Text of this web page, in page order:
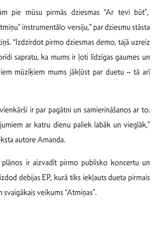
pie mūsu pirmās dziesmas “Ar tevi būt”,
instrumentālo versiju,” par dziesmu stāsta
“Izdzirdot pirmo dziesmas demo, tajā uzreiz
sapratu, ka mums ir ļoti līdzīgas gaumes un
mūziķiem mums jākļūst par duetu – tā arī
ir par pagātni un samierināšanos ar to.
ar katru dienu paliek labāk un vieglāk,”
autore Amanda.
ir aizvadīt pirmo publisko koncertu un
debijas EP, kurā tiks iekļauts dueta pirmais
svaigākais veikums “Atmiņas”.